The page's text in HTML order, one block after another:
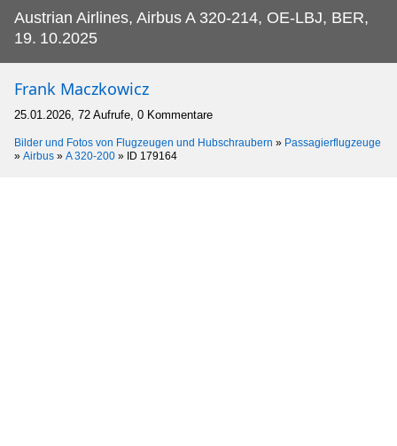
Austrian Airlines, Airbus A 320-214, OE-LBJ, BER,
19. 10.2025
Frank Maczkowicz
25.01.2026, 72 Aufrufe, 0 Kommentare
Bilder und Fotos von Flugzeugen und Hubschraubern » Passagierflugzeuge
» Airbus » A 320-200 » ID 179164